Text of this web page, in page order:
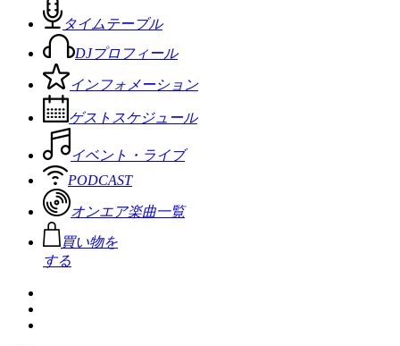
タイムテーブル
DJプロフィール
インフォメーション
ゲストスケジュール
イベント・ライブ
PODCAST
オンエア楽曲一覧
買い物を
する